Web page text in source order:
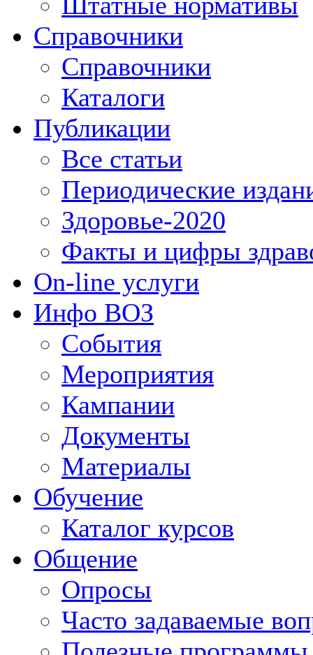
Справочники
Справочники
Каталоги
Публикации
Все статьи
Периодические
Здоровье-2020
Факты и цифры
On-line услуги
Инфо ВОЗ
События
Мероприятия
Кампании
Документы
Материалы
Обучение
Каталог курсов
Общение
Опросы
Часто задаваемые